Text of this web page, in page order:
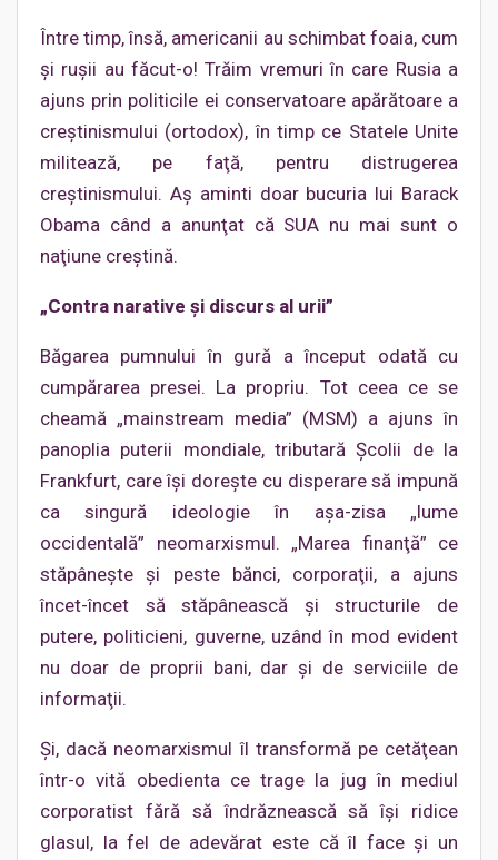
Între timp, însă, americanii au schimbat foaia, cum
şi ruşii au făcut-o! Trăim vremuri în care Rusia a
ajuns prin politicile ei conservatoare apărătoare a
creştinismului (ortodox), în timp ce Statele Unite
militează, pe faţă, pentru distrugerea
creştinismului. Aş aminti doar bucuria lui Barack
Obama când a anunţat că SUA nu mai sunt o
naţiune creştină.
„Contra narative şi discurs al urii”
Băgarea pumnului în gură a început odată cu
cumpărarea presei. La propriu. Tot ceea ce se
cheamă „mainstream media” (MSM) a ajuns în
panoplia puterii mondiale, tributară Şcolii de la
Frankfurt, care îşi doreşte cu disperare să impună
ca singură ideologie în aşa-zisa „lume
occidentală” neomarxismul. „Marea finanţă” ce
stăpâneşte şi peste bănci, corporaţii, a ajuns
încet-încet să stăpânească şi structurile de
putere, politicieni, guverne, uzând în mod evident
nu doar de proprii bani, dar şi de serviciile de
informaţii.
Şi, dacă neomarxismul îl transformă pe cetăţean
într-o vită obedienta ce trage la jug în mediul
corporatist fără să îndrăznească să îşi ridice
glasul, la fel de adevărat este că îl face şi un